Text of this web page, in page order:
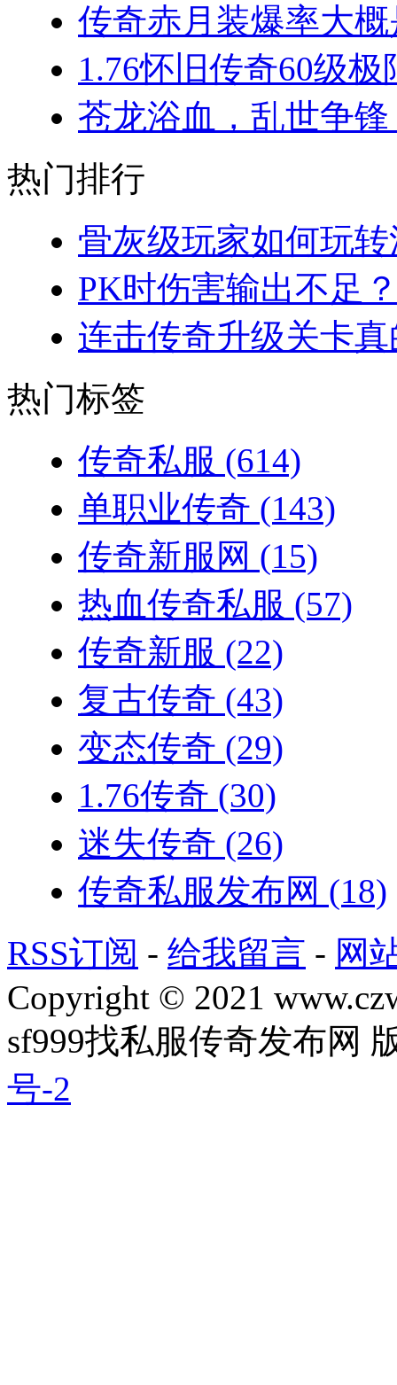
传奇赤月装爆率大
1.76怀旧传奇60级
苍龙浴血，乱世争
热门排行
骨灰级玩家如何玩
PK时伤害输出不足
连击传奇升级关卡
热门标签
传奇私服 (614)
单职业传奇 (143)
传奇新服网 (15)
热血传奇私服 (57)
传奇新服 (22)
复古传奇 (43)
变态传奇 (29)
1.76传奇 (30)
迷失传奇 (26)
传奇私服发布网 (18)
RSS订阅 - 给我留言 - 网
Copyright © 2021
sf999找私服传奇发布网
号-2